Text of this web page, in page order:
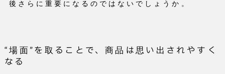
後さらに重要になるのではないでしょうか。
“場面”を取ることで、商品は思い出されやすく
なる